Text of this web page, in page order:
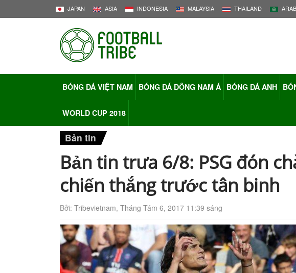
JAPAN ASIA INDONESIA MALAYSIA THAILAND
BÓNG ĐÁ VIỆT NAM BÓNG ĐÁ ĐÔNG NAM Á BÓNG ĐÁ ANH
WORLD CUP 2018
Bản tin
Bản tin trưa 6/8: PSG đón
chiến thắng trước tân binh
Bởi: Tribevietnam, Tháng Tám 6, 2017 11:39 sáng